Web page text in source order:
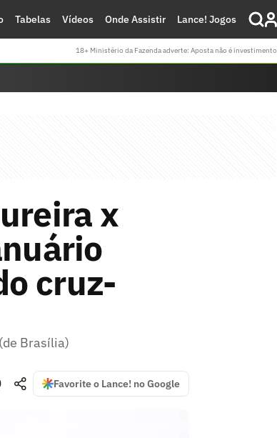
Tabelas Vídeos Onde Assistir Lance! Jogos
18+ Ministério da Fazenda adverte: Aposta não é investimento
x
cruz-
Brasília)
Favorite o Lance! no Google